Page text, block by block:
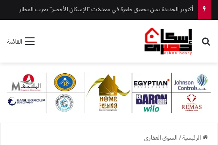
أكتوبر الجديدة تعلن تحقيق طفرة في معدلات “الإسكان الأخضر” بغرب المطار
القائمة بحث عن
الرئيسية/السوق العقارى